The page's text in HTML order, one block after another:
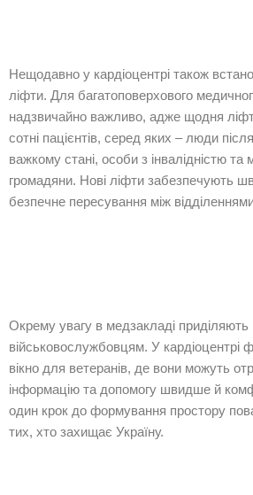
Нещодавно у кардіоцентрі також
ліфти. Для багатоповерхового
надзвичайно важливо, адже щодня
сотні пацієнтів, серед яких – люди
важкому стані, особи з інвалідністю та
громадяни. Нові ліфти забезпечують
безпечне пересування між
Окрему увагу в медзакладі
військовослужбовцям. У кардіоцентрі
вікно для ветеранів, де вони можуть
інформацію та допомогу швидше й
один крок до формування простору
тих, хто захищає Україну.